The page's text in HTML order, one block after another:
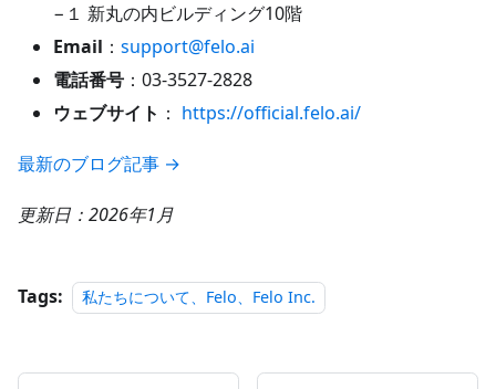
−１ 新丸の内ビルディング10階
Email ： support@felo.ai
電話番号 ：03-3527-2828
ウェブサイト ： https://official.felo.ai/
最新のブログ記事 →
更新日：2026年1月
Tags: 私たちについて、Felo、Felo Inc.